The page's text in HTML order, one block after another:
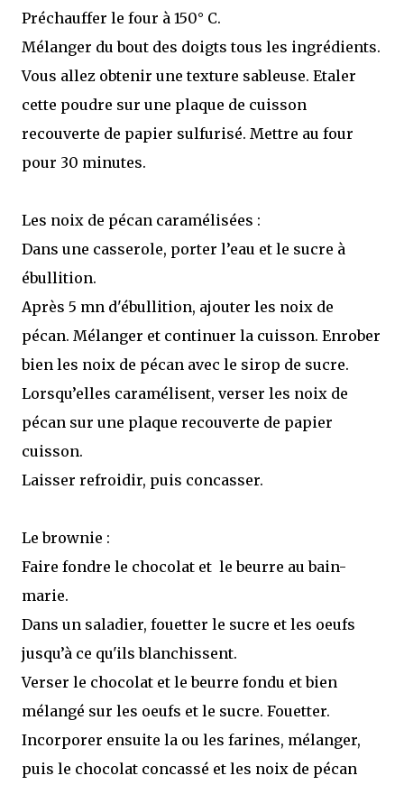
Préchauffer le four à 150° C.
Mélanger du bout des doigts tous les ingrédients.
Vous allez obtenir une texture sableuse. Etaler
cette poudre sur une plaque de cuisson
recouverte de papier sulfurisé. Mettre au four
pour 30 minutes.
Les noix de pécan caramélisées :
Dans une casserole, porter l’eau et le sucre à
ébullition.
Après 5 mn d'ébullition, ajouter les noix de
pécan. Mélanger et continuer la cuisson. Enrober
bien les noix de pécan avec le sirop de sucre.
Lorsqu’elles caramélisent, verser les noix de
pécan sur une plaque recouverte de papier
cuisson.
Laisser refroidir, puis concasser.
Le brownie :
Faire fondre le chocolat et le beurre au bain-
marie.
Dans un saladier, fouetter le sucre et les oeufs
jusqu’à ce qu'ils blanchissent.
Verser le chocolat et le beurre fondu et bien
mélangé sur les oeufs et le sucre. Fouetter.
Incorporer ensuite la ou les farines, mélanger,
puis le chocolat concassé et les noix de pécan